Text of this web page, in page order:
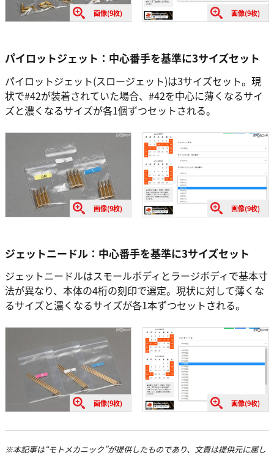
画像(9枚) 画像(9枚)
パイロットジェット：中心番手を基準に3サイズセット
パイロットジェット(スロージェット)は3サイズセット。現
状で#42が装着されていた場合、#42を中心に薄くなるサイ
ズと濃くなるサイズが各1個ずつセットされる。
画像(9枚) 画像(9枚)
ジェットニードル：中心番手を基準に3サイズセット
ジェットニードルはスモールボディとラージボディで基本寸
法が異なり、本体の4桁の刻印で選定。現状に対して薄くな
るサイズと濃くなるサイズが各1本ずつセットされる。
画像(9枚) 画像(9枚)
※本記事は“モトメカニック”が提供したものであり、文責は提供元に属し